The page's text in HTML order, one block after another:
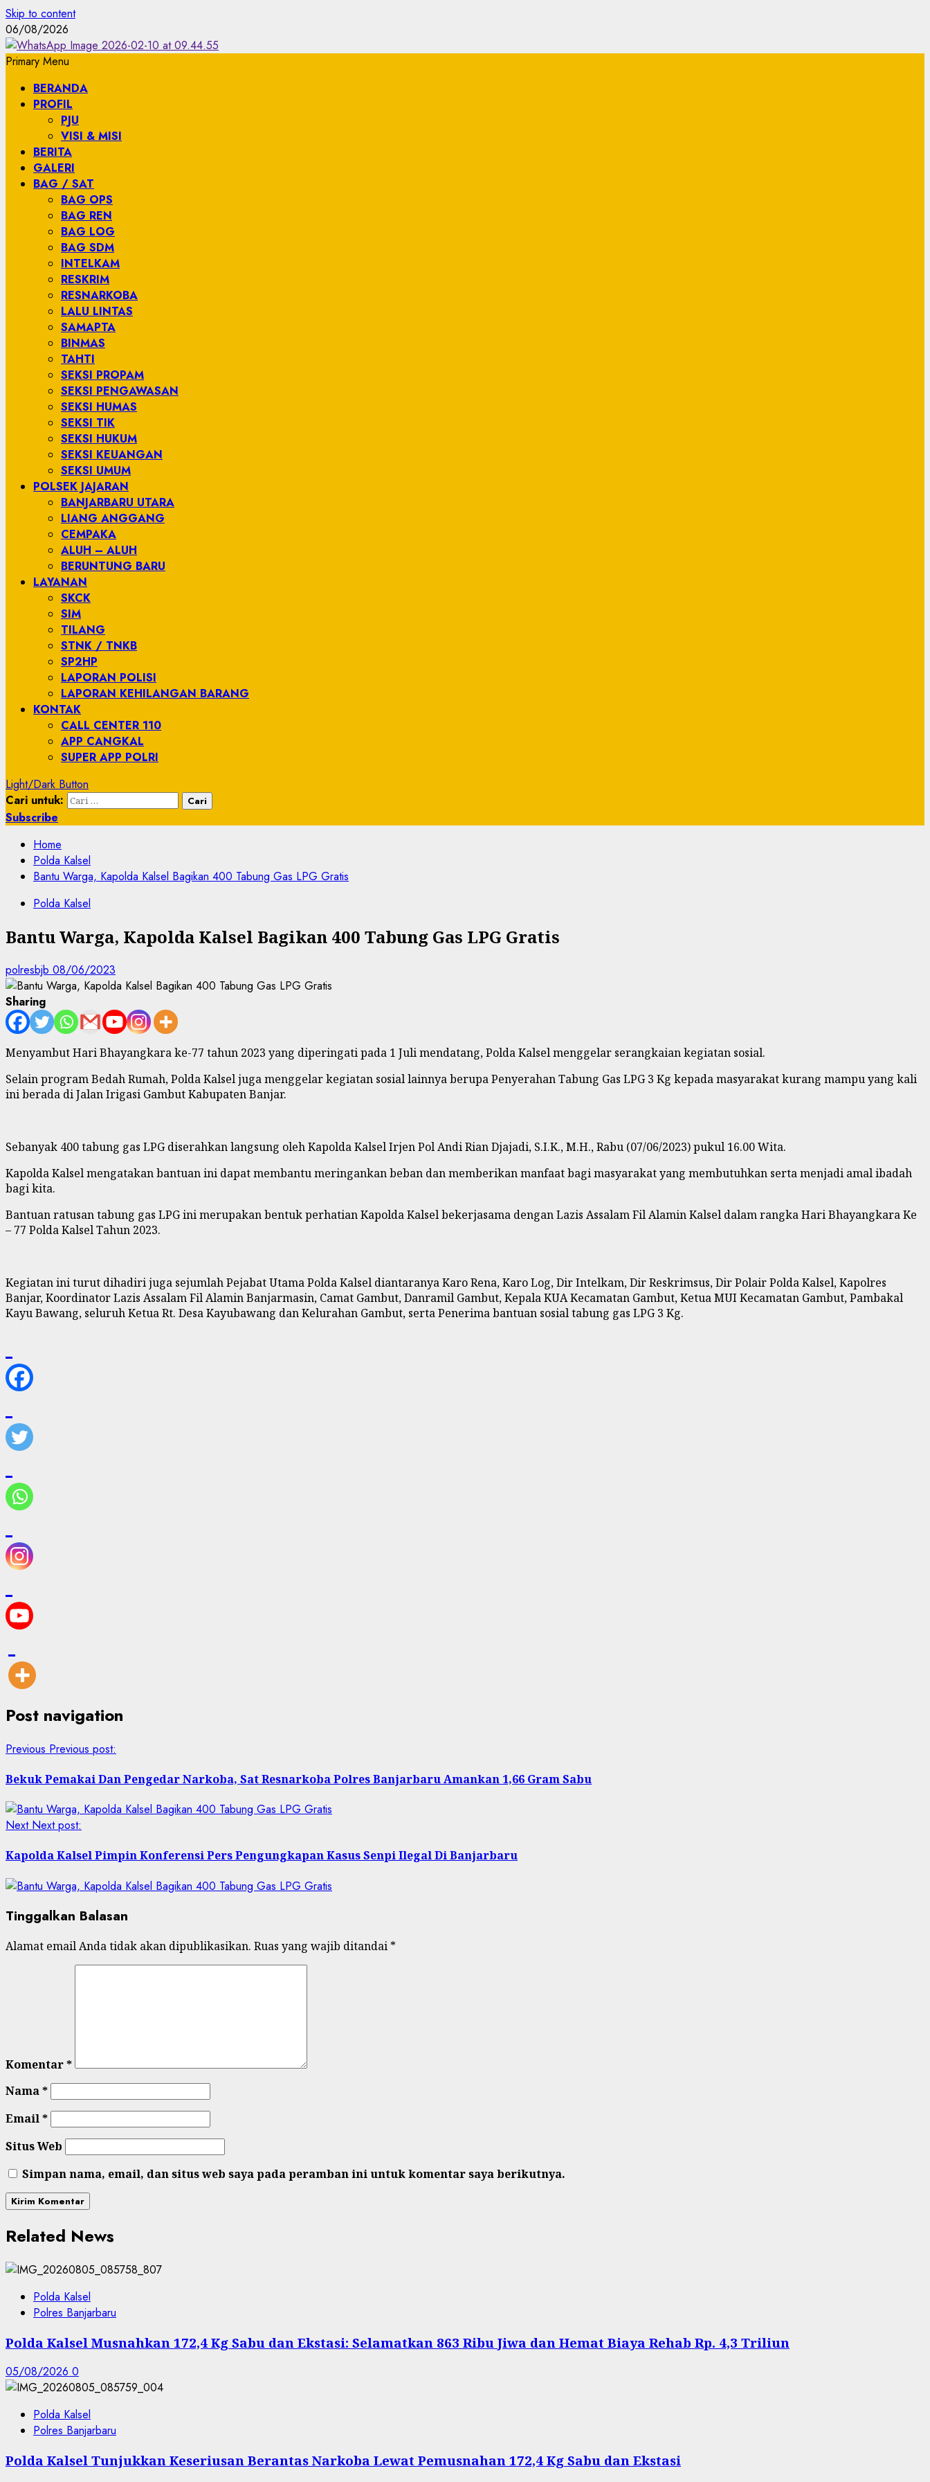
Skip to content
06/08/2026
Primary Menu
BERANDA
PROFIL
PJU
VISI & MISI
BERITA
GALERI
BAG / SAT
BAG OPS
BAG REN
BAG LOG
BAG SDM
INTELKAM
RESKRIM
RESNARKOBA
LALU LINTAS
SAMAPTA
BINMAS
TAHTI
SEKSI PROPAM
SEKSI PENGAWASAN
SEKSI HUMAS
SEKSI TIK
SEKSI HUKUM
SEKSI KEUANGAN
SEKSI UMUM
POLSEK JAJARAN
BANJARBARU UTARA
LIANG ANGGANG
CEMPAKA
ALUH – ALUH
BERUNTUNG BARU
LAYANAN
SKCK
SIM
TILANG
STNK / TNKB
SP2HP
LAPORAN POLISI
LAPORAN KEHILANGAN BARANG
KONTAK
CALL CENTER 110
APP CANGKAL
SUPER APP POLRI
Light/Dark Button
Cari untuk:
Subscribe
Home
Polda Kalsel
Bantu Warga, Kapolda Kalsel Bagikan 400 Tabung Gas LPG Gratis
Polda Kalsel
Bantu Warga, Kapolda Kalsel Bagikan 400 Tabung Gas LPG Gratis
polresbjb 08/06/2023
Sharing
Menyambut Hari Bhayangkara ke-77 tahun 2023 yang diperingati pada 1 Juli mendatang, Polda Kalsel menggelar serangkaian kegiatan sosial.
Selain program Bedah Rumah, Polda Kalsel juga menggelar kegiatan sosial lainnya berupa Penyerahan Tabung Gas LPG 3 Kg kepada masyarakat kurang mampu yang kali
ini berada di Jalan Irigasi Gambut Kabupaten Banjar.
Sebanyak 400 tabung gas LPG diserahkan langsung oleh Kapolda Kalsel Irjen Pol Andi Rian Djajadi, S.I.K., M.H., Rabu (07/06/2023) pukul 16.00 Wita.
Kapolda Kalsel mengatakan bantuan ini dapat membantu meringankan beban dan memberikan manfaat bagi masyarakat yang membutuhkan serta menjadi amal ibadah
bagi kita.
Bantuan ratusan tabung gas LPG ini merupakan bentuk perhatian Kapolda Kalsel bekerjasama dengan Lazis Assalam Fil Alamin Kalsel dalam rangka Hari Bhayangkara Ke
– 77 Polda Kalsel Tahun 2023.
Kegiatan ini turut dihadiri juga sejumlah Pejabat Utama Polda Kalsel diantaranya Karo Rena, Karo Log, Dir Intelkam, Dir Reskrimsus, Dir Polair Polda Kalsel, Kapolres
Banjar, Koordinator Lazis Assalam Fil Alamin Banjarmasin, Camat Gambut, Danramil Gambut, Kepala KUA Kecamatan Gambut, Ketua MUI Kecamatan Gambut, Pambakal
Kayu Bawang, seluruh Ketua Rt. Desa Kayubawang dan Kelurahan Gambut, serta Penerima bantuan sosial tabung gas LPG 3 Kg.
Post navigation
Previous Previous post:
Bekuk Pemakai Dan Pengedar Narkoba, Sat Resnarkoba Polres Banjarbaru Amankan 1,66 Gram Sabu
Next Next post:
Kapolda Kalsel Pimpin Konferensi Pers Pengungkapan Kasus Senpi Ilegal Di Banjarbaru
Tinggalkan Balasan
Alamat email Anda tidak akan dipublikasikan. Ruas yang wajib ditandai *
Komentar*
Nama*
Email*
Situs Web
Simpan nama, email, dan situs web saya pada peramban ini untuk komentar saya berikutnya.
Related News
Polda Kalsel
Polres Banjarbaru
Polda Kalsel Musnahkan 172,4 Kg Sabu dan Ekstasi: Selamatkan 863 Ribu Jiwa dan Hemat Biaya Rehab Rp. 4,3 Triliun
05/08/2026 0
Polda Kalsel
Polres Banjarbaru
Polda Kalsel Tunjukkan Keseriusan Berantas Narkoba Lewat Pemusnahan 172,4 Kg Sabu dan Ekstasi